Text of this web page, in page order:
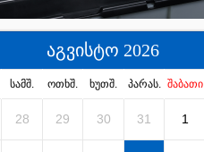
აგვისტო 2026
სამშ. ოთხშ. ხუთშ. პარას. შაბათი
28 29 30 31 1